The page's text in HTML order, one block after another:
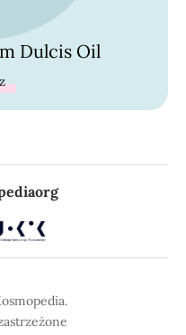
Dulcis Oil